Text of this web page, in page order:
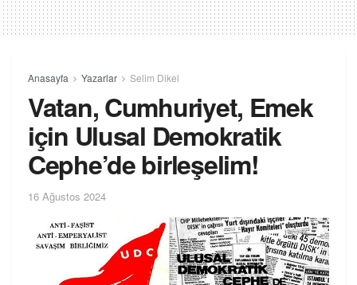
Anasayfa Yazarlar Selim Dikel
Vatan, Cumhuriyet, Emek
için Ulusal Demokratik
Cephe’de birleşelim!
16 Ağustos 2024